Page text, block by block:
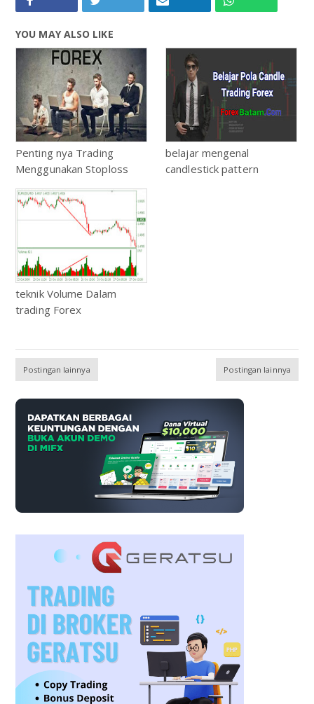
YOU MAY ALSO LIKE
Penting nya Trading
Menggunakan Stoploss
belajar mengenal
candlestick pattern
teknik Volume Dalam
trading Forex
Postingan lainnya Postingan lainnya